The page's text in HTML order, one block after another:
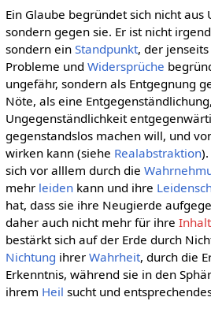
Ein Glaube begründet sich nicht aus
sondern gegen sie. Er ist nicht
sondern ein Standpunkt, der
Probleme und Widersprüche
ungefähr, sondern als Entgegnung
Nöte, als eine
Ungegenständlichkeit
gegenstandslos machen will, und
wirken kann (siehe Realabstraktion
sich vor alllem durch die
mehr leidenkann und ihre
hat, dass sie ihre Neugierde
daher auch nicht mehr für ihre
bestärkt sich auf der Erde durch
Nichtung ihrer Wahrheit, durch die
Erkenntnis, während sie in den
ihrem Heil sucht und